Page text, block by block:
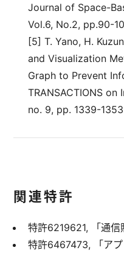
Journal of Space-
Vol.6, No.2, pp.90-
[5] T. Yano, H.
and Visualization
Graph to Prevent
TRANSACTIONS
no. 9, pp. 1339-
関連特許
特許6219621, 「通信
特許6467473, 「アプ